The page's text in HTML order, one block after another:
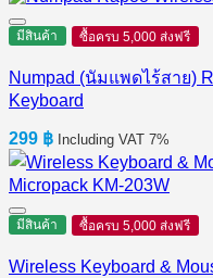
มีสินค้า ซื้อครบ 5,000 ส่งฟรี
Numpad (นัมแพดไร้สาย)
Keyboard
299 ฿ Including VAT 7%
มีสินค้า ซื้อครบ 5,000 ส่งฟรี
Wireless Keyboard &